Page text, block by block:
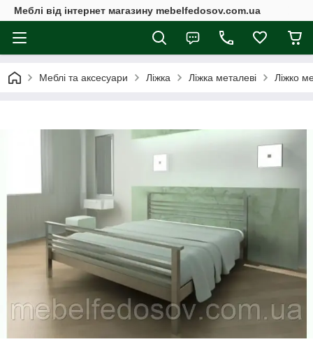
Меблі від інтернет магазину mebelfedosov.com.ua
Меблі та аксесуари Ліжка Ліжка металеві Ліжко